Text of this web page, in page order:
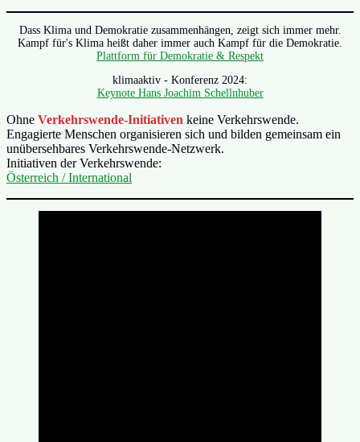
Dass Klima und Demokratie zusammenhängen, zeigt sich immer mehr.
Kampf für's Klima heißt daher immer auch Kampf für die Demokratie.
Plattform für Demokratie & Respekt
klimaaktiv - Konferenz 2024:
Keynote Hans Joachim Schellnhuber
Ohne Verkehrswende-Initiativen keine Verkehrswende.
Engagierte Menschen organisieren sich und bilden gemeinsam ein
unübersehbares Verkehrswende-Netzwerk.
Initiativen der Verkehrswende:
Österreich / International